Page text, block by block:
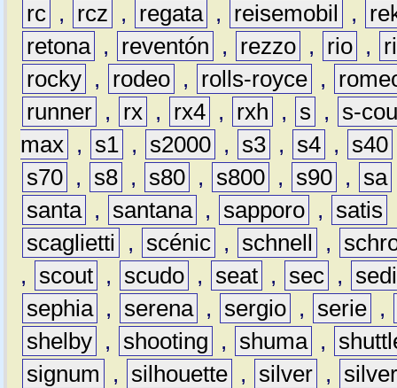
rc , rcz , regata , reisemobil ,
retona , reventón , rezzo , rio ,
rocky , rodeo , rolls-royce ,
runner , rx , rx4 , rxh , s ,
s-
max , s1 , s2000 , s3 , s4 , s40
s70 , s8 , s80 , s800 , s90 , sa
santa , santana , sapporo , satis
scaglietti
, scénic , schnell ,
,
scout , scudo , seat , sec ,
sephia , serena , sergio , serie ,
shelby , shooting , shuma ,
signum
, silhouette , silver ,